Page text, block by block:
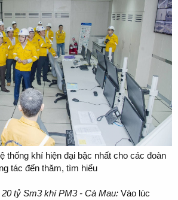
thống khí hiện đại bậc nhất cho các đoàn
tác đến thăm, tìm hiểu
tỷ Sm3 khí PM3 - Cà Mau: Vào lúc